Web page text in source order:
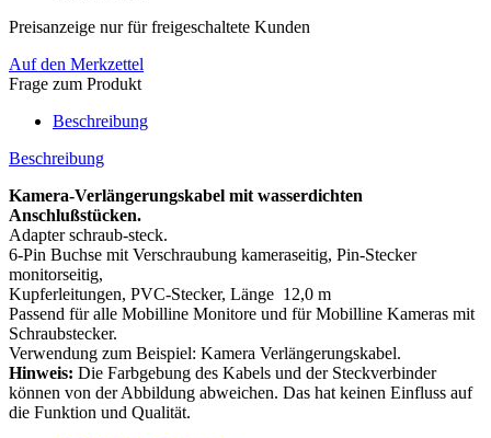
Preisanzeige nur für freigeschaltete Kunden
Auf den Merkzettel
Frage zum Produkt
Beschreibung
Beschreibung
Kamera-Verlängerungskabel mit wasserdichten
Anschlußstücken.
Adapter schraub-steck.
6-Pin Buchse mit Verschraubung kameraseitig, Pin-Stecker
monitorseitig,
Kupferleitungen, PVC-Stecker, Länge 12,0 m
Passend für alle Mobilline Monitore und für Mobilline Kameras mit
Schraubstecker.
Verwendung zum Beispiel: Kamera Verlängerungskabel.
Hinweis: Die Farbgebung des Kabels und der Steckverbinder
können von der Abbildung abweichen. Das hat keinen Einfluss auf
die Funktion und Qualität.